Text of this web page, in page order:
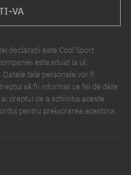
VA
declarații este Cool Sport
este situat la ul.
tale personale vor fi
să fii informat ce fel de date
dreptul de a schimba aceste
pentru prelucrarea acestora.